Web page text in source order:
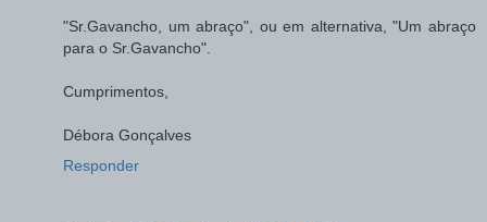
"Sr.Gavancho, um abraço", ou em alternativa, "Um abraço
para o Sr.Gavancho".
Cumprimentos,
Débora Gonçalves
Responder